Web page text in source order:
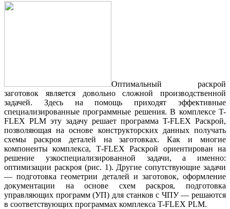
Оптимальный раскрой
заготовок является довольно сложной производственной
задачей. Здесь на помощь приходят эффективные
специализированные программные решения. В комплексе T-
FLEX PLM эту задачу решает программа T-FLEX Раскрой,
позволяющая на основе конструкторских данных получать
схемы раскроя деталей на заготовках. Как и многие
компоненты комплекса, Т-FLEX Раскрой ориентирован на
решение узкоспециализированной задачи, а именно:
оптимизации раскроя (рис. 1). Другие сопутствующие задачи
— подготовка геометрии деталей и заготовок, оформление
документации на основе схем раскроя, подготовка
управляющих программ (УП) для станков с ЧПУ — решаются
в соответствующих программах комплекса T-FLEX PLM.